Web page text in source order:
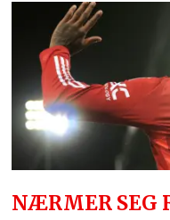
NÆRMER SEG